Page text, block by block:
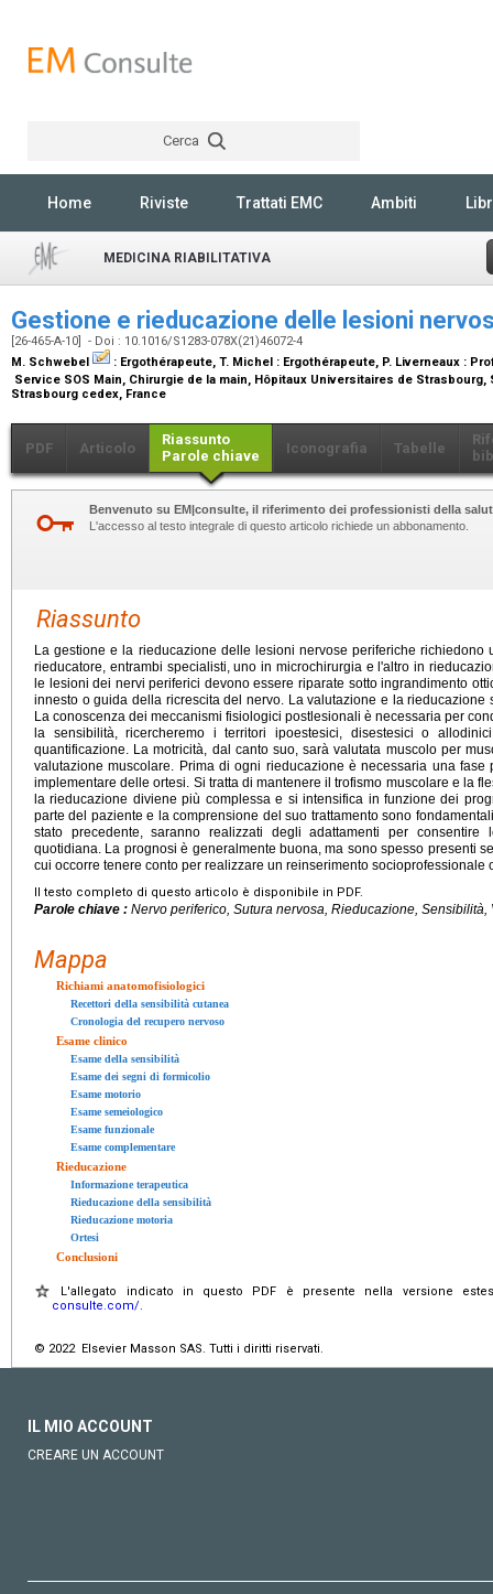
Cerca
Home Riviste Trattati EMC Ambiti
MEDICINA RIABILITATIVA
Gestione e rieducazione delle lesioni
[26-465-A-10] - Doi : 10.1016/S1283-078X(21)46072-4
M. Schwebel
: Ergothérapeute, T. Michel : Ergothérapeute, P. Liverneaux :
Service SOS Main, Chirurgie de la main, Hôpitaux Universitaires de Strasbourg,
Strasbourg cedex, France
PDF Articolo
Riassunto
Parole chiave
Iconografia Tabelle
Benvenuto su EM|consulte, il riferimento dei professionisti della
L'accesso al testo integrale di questo articolo richiede un abbonamento.
Riassunto
La gestione e la rieducazione delle lesioni nervose periferiche richiedono
rieducatore, entrambi specialisti, uno in microchirurgia e l'altro in
le lesioni dei nervi periferici devono essere riparate sotto ingrandimento
innesto o guida della ricrescita del nervo. La valutazione e la rieducazione
La conoscenza dei meccanismi fisiologici postlesionali è necessaria per
la sensibilità, ricercheremo i territori ipoestesici, disestesici o
quantificazione. La motricità, dal canto suo, sarà valutata muscolo per
valutazione muscolare. Prima di ogni rieducazione è necessaria una
implementare delle ortesi. Si tratta di mantenere il trofismo muscolare e la
la rieducazione diviene più complessa e si intensifica in funzione dei
parte del paziente e la comprensione del suo trattamento sono
stato precedente, saranno realizzati degli adattamenti per
quotidiana. La prognosi è generalmente buona, ma sono spesso presenti
cui occorre tenere conto per realizzare un reinserimento socioprofessionale
Il testo completo di questo articolo è disponibile in PDF.
Parole chiave : Nervo periferico, Sutura nervosa, Rieducazione, Sensibilità,
Mappa
Richiami anatomofisiologici
Recettori della sensibilità cutanea
Cronologia del recupero nervoso
Esame clinico
Esame della sensibilità
Esame dei segni di formicolio
Esame motorio
Esame semeiologico
Esame funzionale
Esame complementare
Rieducazione
Informazione terapeutica
Rieducazione della sensibilità
Rieducazione motoria
Ortesi
Conclusioni
L'allegato indicato in questo PDF è presente nella versione
consulte.com/.
© 2022 Elsevier Masson SAS. Tutti i diritti riservati.
IL MIO ACCOUNT
CREARE UN ACCOUNT